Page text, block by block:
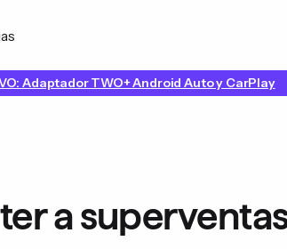
Adaptador TWO+ Android Auto y CarPlay
a